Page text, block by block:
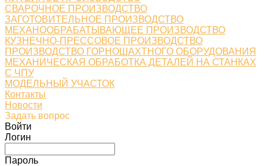
СВАРОЧНОЕ ПРОИЗВОДСТВО
ЗАГОТОВИТЕЛЬНОЕ ПРОИЗВОДСТВО
МЕХАНООБРАБАТЫВАЮЩЕЕ ПРОИЗВОДСТВО
КУЗНЕЧНО-ПРЕССОВОЕ ПРОИЗВОДСТВО
ПРОИЗВОДСТВО ГОРНОШАХТНОГО ОБОРУДОВАНИЯ
МЕХАНИЧЕСКАЯ ОБРАБОТКА ДЕТАЛЕЙ НА СТАНКАХ
С ЧПУ
МОДЕЛЬНЫЙ УЧАСТОК
Контакты
Новости
Задать вопрос
Войти
Логин
Пароль